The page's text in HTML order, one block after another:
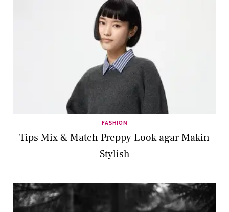
FASHION
Tips Mix & Match Preppy Look agar Makin
Stylish